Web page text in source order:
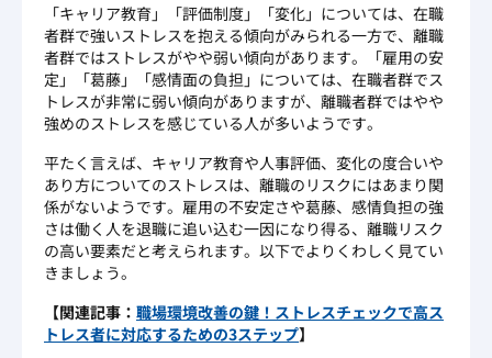
「キャリア教育」「評価制度」「変化」については、在職
者群で強いストレスを抱える傾向がみられる一方で、離職
者群ではストレスがやや弱い傾向があります。「雇用の安
定」「葛藤」「感情面の負担」については、在職者群でス
トレスが非常に弱い傾向がありますが、離職者群ではやや
強めのストレスを感じている人が多いようです。
平たく言えば、キャリア教育や人事評価、変化の度合いや
あり方についてのストレスは、離職のリスクにはあまり関
係がないようです。雇用の不安定さや葛藤、感情負担の強
さは働く人を退職に追い込む一因になり得る、離職リスク
の高い要素だと考えられます。以下でよりくわしく見てい
きましょう。
【関連記事： 職場環境改善の鍵！ストレスチェックで高ス
トレス者に対応するための3ステップ】